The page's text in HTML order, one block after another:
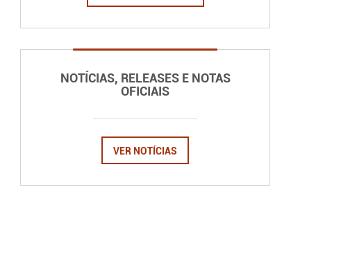
NOTÍCIAS, RELEASES E NOTAS
OFICIAIS
VER NOTÍCIAS